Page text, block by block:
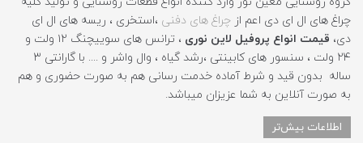
چراغ های ال ای دی اعم از چراغ های دفنی ،استخری ، ریسه های ال ای
دی، قیمت انواع پروفیل لاین نوری
، ترانس های سوییچنگ ۱۲ ولت و
۲۴ ولت ، سنسور های کابینتی ،رشد گیاه ، وال واشر و .... با گارانتی ۳
ساله بدون قید و شرط آماده خدمت رسانی هم به صورت حضوری و هم
به صورت آنلاین به شما عزیزان میباشد.
اطلاعات بیش‌تر